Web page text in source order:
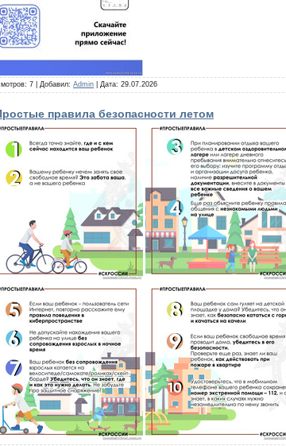
7 | Добавил: Admin | Дата: 29.07.2026
правила безопасности летом